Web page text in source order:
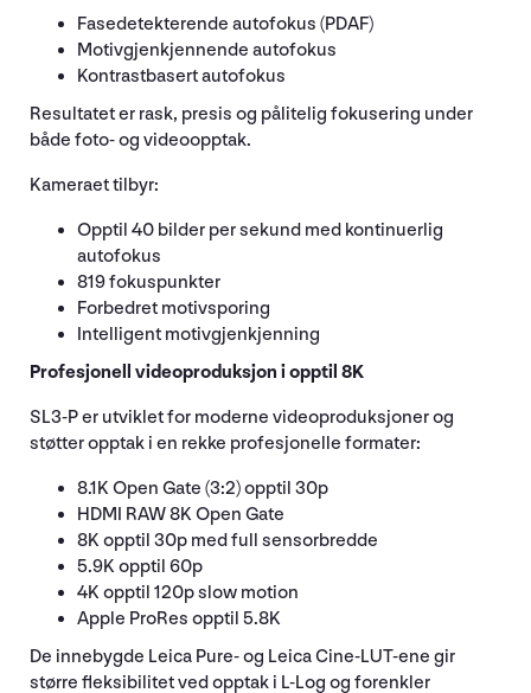
Fasedetekterende autofokus (PDAF)
Motivgjenkjennende autofokus
Kontrastbasert autofokus
Resultatet er rask, presis og pålitelig fokusering under
både foto- og videoopptak.
Kameraet tilbyr:
Opptil 40 bilder per sekund med kontinuerlig
autofokus
819 fokuspunkter
Forbedret motivsporing
Intelligent motivgjenkjenning
Profesjonell videoproduksjon i opptil 8K
SL3-P er utviklet for moderne videoproduksjoner og
støtter opptak i en rekke profesjonelle formater:
8.1K Open Gate (3:2) opptil 30p
HDMI RAW 8K Open Gate
8K opptil 30p med full sensorbredde
5.9K opptil 60p
4K opptil 120p slow motion
Apple ProRes opptil 5.8K
De innebygde Leica Pure- og Leica Cine-LUT-ene gir
større fleksibilitet ved opptak i L-Log og forenkler